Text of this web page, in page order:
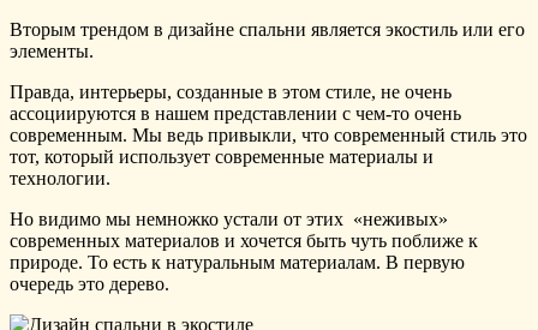
Вторым трендом в дизайне спальни является экостиль или его
элементы.
Правда, интерьеры, созданные в этом стиле, не очень
ассоциируются в нашем представлении с чем-то очень
современным. Мы ведь привыкли, что современный стиль это
тот, который использует современные материалы и
технологии.
Но видимо мы немножко устали от этих «неживых»
современных материалов и хочется быть чуть поближе к
природе. То есть к натуральным материалам. В первую
очередь это дерево.